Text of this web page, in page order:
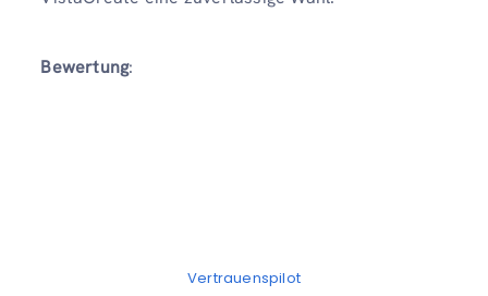
Bewertung:
Vertrauenspilot